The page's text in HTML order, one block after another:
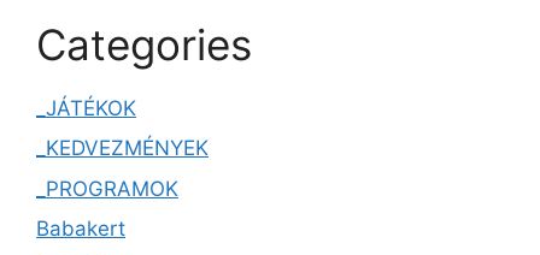
Categories
_JÁTÉKOK
_KEDVEZMÉNYEK
_PROGRAMOK
Babakert